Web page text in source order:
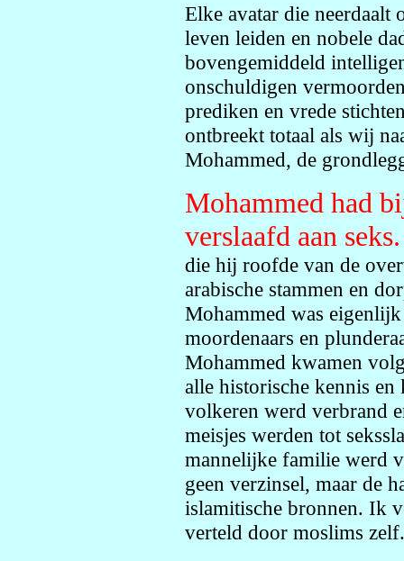
Elke avatar die neerdaalt
leven leiden en nobele
bovengemiddeld
onschuldigen
prediken en vrede
ontbreekt totaal als wij
Mohammed, de
Mohammed had
verslaafd aan
die hij roofde van de
arabische stammen en
Mohammed was
moordenaars en
Mohammed kwamen
alle historische kennis
volkeren werd verbrand
meisjes werden tot
mannelijke familie werd
geen verzinsel, maar de
islamitische bronnen. Ik
verteld door moslims zelf.